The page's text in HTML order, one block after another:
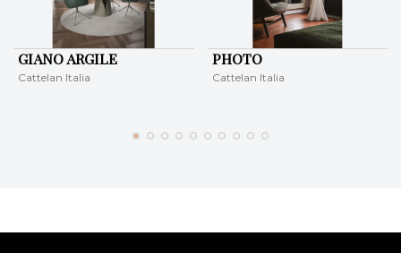
GIANO ARGILE
Cattelan Italia
PHOTO
Cattelan Italia